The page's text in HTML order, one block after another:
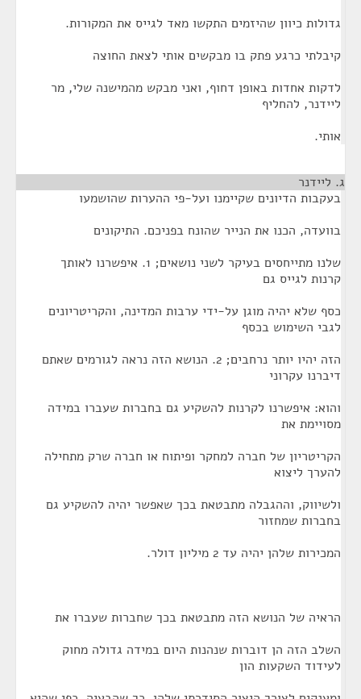
גדולות כיוון שהיזמים התקשו מאד לגייס את המקורות.
קיבלתי כרגע פתק בו מבקשים אותי לצאת החוצה
לדקות אחדות באופן דחוף, ואני מבקש מהמישנה שלי, מר
ליידנר, להחליף
אותי.
ג. ליידנר
בעקבות הדיונים שקיימנו ועל-פי ההערות שהושמעו
בוועדה, הכנו את הנייר שהונח בפניכם. התיקונים
שלנו מתייחסים בעיקר לשני נושאים; 1. איפשרנו לאותך
קרנות לגייס גם
כסף שלא יהיה מוגן על-ידי ערבות המדינה, והקריטריונים
לגבי השימוש בכסף
הזה יהיו יותר נרחבים; 2. הנושא הזה נראה לגורמים שאתם
דיברנו עקרוני
והוא: איפשרנו לקרנות להשקיע גם בחברות שעברו במידה
מסויימת את
הקריטריון של חברה למחקר ופיתוח או חברה שרק מתחילה
להערך ליצוא
ולשיווק, וההגבלה מתבטאת בכך שאפשר יהיה להשקיע גם
בחברות שמחזור
המכירות שלהן יהיה עד 2 מיליון דולר.
הראיה של הנושא הזה מתבטאת בכך שחברות שעברו את
השלב הזה הן דוברות שנהנות היום במידה גדולה מחוק
לעידוד השקעות הון